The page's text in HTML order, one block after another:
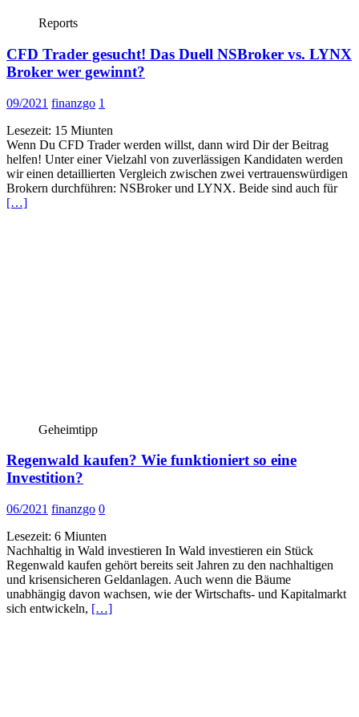
Reports
CFD Trader gesucht! Das Duell NSBroker vs. LYNX
Broker wer gewinnt?
09/2021 finanzgo 1
Lesezeit: 15 Miunten
Wenn Du CFD Trader werden willst, dann wird Dir der Beitrag
helfen! Unter einer Vielzahl von zuverlässigen Kandidaten werden
wir einen detaillierten Vergleich zwischen zwei vertrauenswürdigen
Brokern durchführen: NSBroker und LYNX. Beide sind auch für
[…]
Geheimtipp
Regenwald kaufen? Wie funktioniert so eine
Investition?
06/2021 finanzgo 0
Lesezeit: 6 Miunten
Nachhaltig in Wald investieren In Wald investieren ein Stück
Regenwald kaufen gehört bereits seit Jahren zu den nachhaltigen
und krisensicheren Geldanlagen. Auch wenn die Bäume
unabhängig davon wachsen, wie der Wirtschafts- und Kapitalmarkt
sich entwickeln, […]